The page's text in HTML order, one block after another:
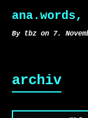
By tbz on 7.
archiv